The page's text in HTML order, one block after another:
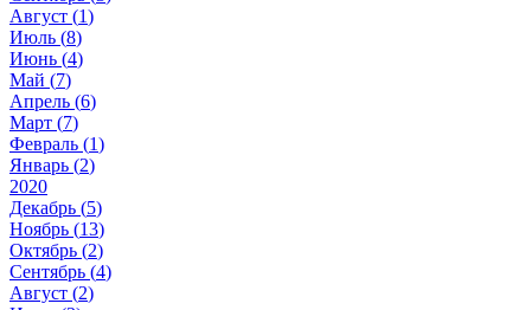
Август (1)
Июль (8)
Июнь (4)
Май (7)
Апрель (6)
Март (7)
Февраль (1)
Январь (2)
2020
Декабрь (5)
Ноябрь (13)
Октябрь (2)
Сентябрь (4)
Август (2)